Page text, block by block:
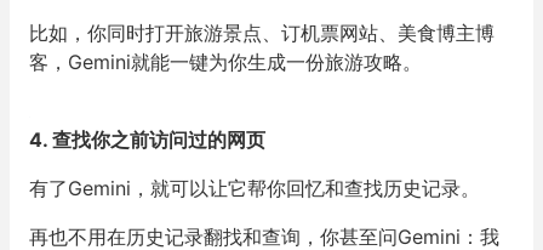
比如，你同时打开旅游景点、订机票网站、美食博主博
客，Gemini就能一键为你生成一份旅游攻略。
4. 查找你之前访问过的网页
有了Gemini，就可以让它帮你回忆和查找历史记录。
再也不用在历史记录翻找和查询，你甚至问Gemini：我